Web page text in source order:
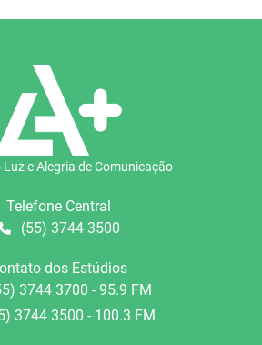
Luz e Alegria de Comunicação
Telefone Central
(55) 3744 3500
dos Estúdios
3744 3700 - 95.9 FM
3744 3500 - 100.3 FM